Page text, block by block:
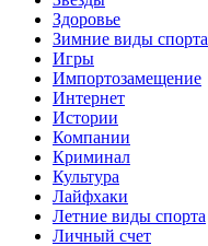
Здоровье
Зимние виды спорта
Игры
Импортозамещение
Интернет
Истории
Компании
Криминал
Культура
Лайфхаки
Летние виды спорта
Личный счет